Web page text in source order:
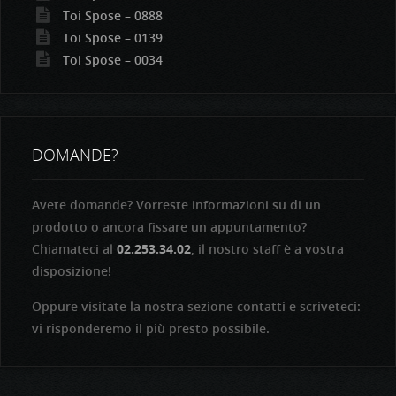
Toi Spose – 0888
Toi Spose – 0139
Toi Spose – 0034
DOMANDE?
Avete domande? Vorreste informazioni su di un
prodotto o ancora fissare un appuntamento?
Chiamateci al 02.253.34.02, il nostro staff è a vostra
disposizione!
Oppure visitate la nostra sezione contatti e scriveteci:
vi risponderemo il più presto possibile.